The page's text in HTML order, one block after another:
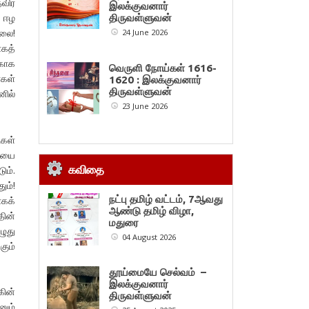
ஈழ
இலக்குவனார்
திருவள்ளுவன்
24 June 2026
வெருளி நோய்கள் 1616-
1620 : இலக்குவனார்
திருவள்ளுவன்
23 June 2026
கவிதை
நட்பு தமிழ் வட்டம், 7ஆவது
ஆண்டு தமிழ் விழா,
மதுரை
04 August 2026
தூய்மையே செல்வம் –
இலக்குவனார்
திருவள்ளுவன்